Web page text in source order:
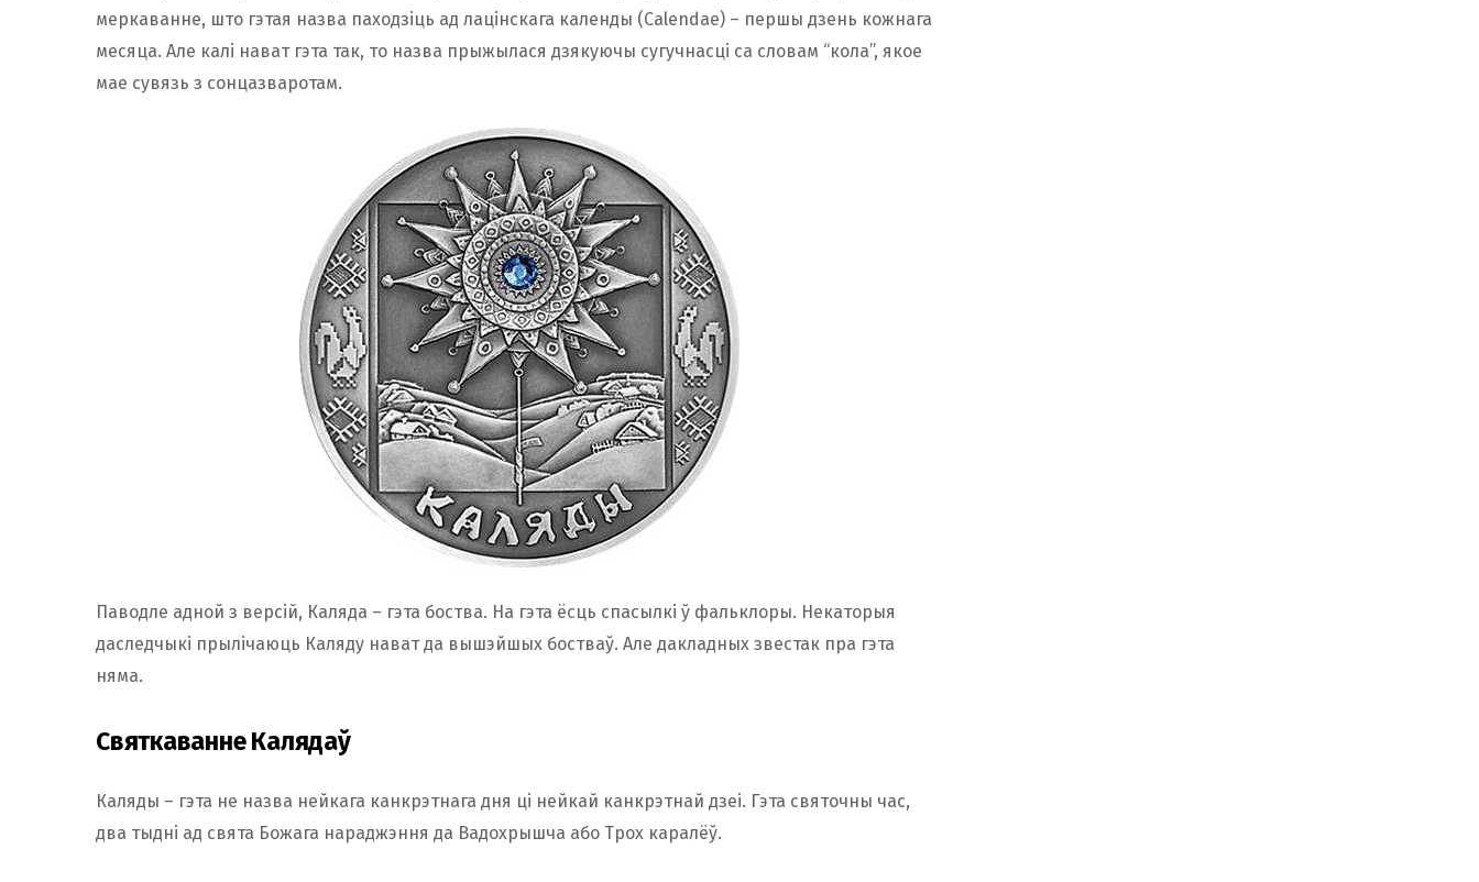
меркаванне, што гэтая назва паходзіць ад лацінскага календы (Calendae) – першы дзень кожнага
месяца. Але калі нават гэта так, то назва прыжылася дзякуючы сугучнасці са словам “кола”, якое
мае сувязь з сонцазваротам.
Паводле адной з версій, Каляда – гэта боства. На гэта ёсць спасылкі ў фальклоры. Некаторыя
даследчыкі прылічаюць Каляду нават да вышэйшых бостваў. Але дакладных звестак пра гэта
няма.
Святкаванне Калядаў
Каляды – гэта не назва нейкага канкрэтнага дня ці нейкай канкрэтнай дзеі. Гэта святочны час,
два тыдні ад свята Божага нараджэння да Вадохрышча або Трох каралёў.